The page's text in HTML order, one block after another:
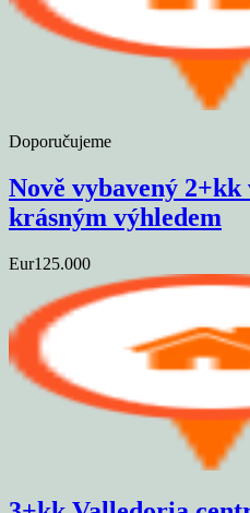
Doporučujeme
Nově vybavený
krásným výhledem
Eur125.000